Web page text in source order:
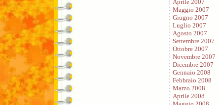
Aprile 2007
Maggio 2007
Giugno 2007
Luglio 2007
Agosto 2007
Settembre 2007
Ottobre 2007
Novembre 2007
Dicembre 2007
Gennaio 2008
Febbraio 2008
Marzo 2008
Aprile 2008